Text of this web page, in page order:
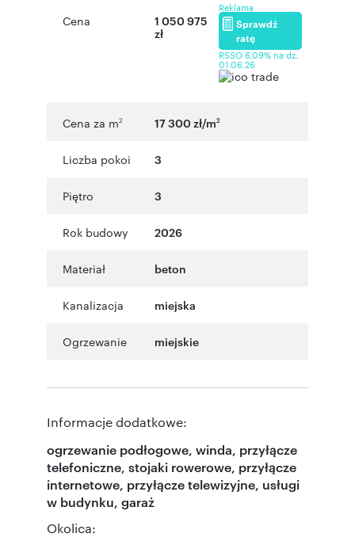
Cena
1 050 975
zł
Reklama
Sprawdź
ratę
RSSO 6,09% na dz.
01.06.26
Cena za m2 17 300 zł/m2
Liczba pokoi 3
Piętro 3
Rok budowy 2026
Materiał beton
Kanalizacja miejska
Ogrzewanie miejskie
Informacje dodatkowe:
ogrzewanie podłogowe, winda, przyłącze
telefoniczne, stojaki rowerowe, przyłącze
internetowe, przyłącze telewizyjne, usługi
w budynku, garaż
Okolica: